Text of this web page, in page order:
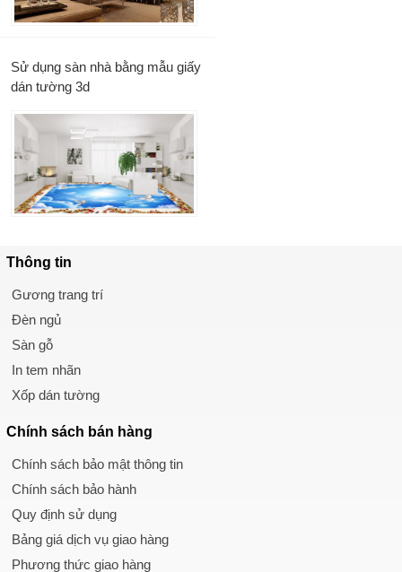
Sử dụng sàn nhà bằng mẫu giấy
dán tường 3d
Thông tin
Gương trang trí
Đèn ngủ
Sàn gỗ
In tem nhãn
Xốp dán tường
Chính sách bán hàng
Chính sách bảo mật thông tin
Chính sách bảo hành
Quy định sử dụng
Bảng giá dịch vụ giao hàng
Phương thức giao hàng